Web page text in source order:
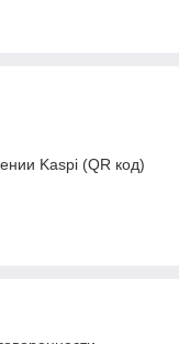
Kaspi (QR код)